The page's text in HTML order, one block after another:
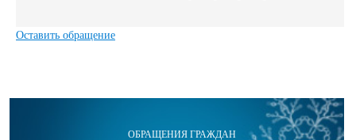
Оставить обращение
ОБРАЩЕНИЯ ГРАЖДАН